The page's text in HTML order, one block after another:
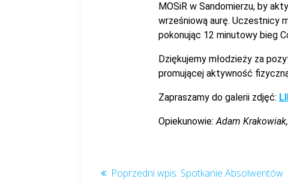
MOSiR w Sandomierzu, by
wrześniową aurę. Uczestnicy
pokonując 12 minutowy bieg
Dziękujemy młodzieży za
promującej aktywność
Zapraszamy do galerii zdjęć:
Opiekunowie:Adam
Spotkanie Absolwentów